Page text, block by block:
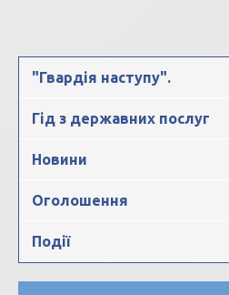
"Гвардія наступу".
Гід з державних послуг
Новини
Оголошення
Події